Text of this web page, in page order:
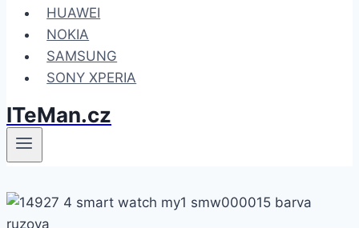
HUAWEI
NOKIA
SAMSUNG
SONY XPERIA
ITeMan.cz